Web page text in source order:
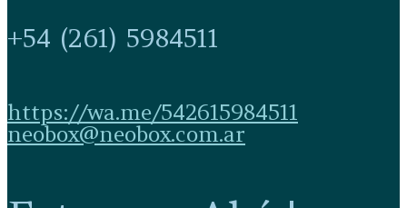
+54 (261) 5984511
https://wa.me/542615984511
neobox@neobox.com.ar